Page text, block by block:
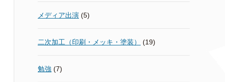
メディア出演 (5)
二次加工（印刷・メッキ・塗装） (19)
勉強 (7)